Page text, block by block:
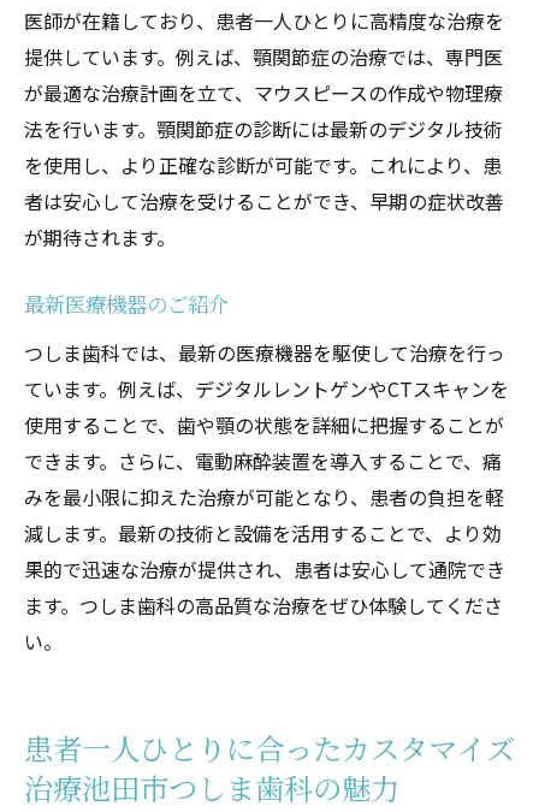
医師が在籍しており、患者一人ひとりに高精度な治療を
提供しています。例えば、顎関節症の治療では、専門医
が最適な治療計画を立て、マウスピースの作成や物理療
法を行います。顎関節症の診断には最新のデジタル技術
を使用し、より正確な診断が可能です。これにより、患
者は安心して治療を受けることができ、早期の症状改善
が期待されます。
最新医療機器のご紹介
つしま歯科では、最新の医療機器を駆使して治療を行っ
ています。例えば、デジタルレントゲンやCTスキャンを
使用することで、歯や顎の状態を詳細に把握することが
できます。さらに、電動麻酔装置を導入することで、痛
みを最小限に抑えた治療が可能となり、患者の負担を軽
減します。最新の技術と設備を活用することで、より効
果的で迅速な治療が提供され、患者は安心して通院でき
ます。つしま歯科の高品質な治療をぜひ体験してくださ
い。
患者一人ひとりに合ったカスタマイズ
治療池田市つしま歯科の魅力